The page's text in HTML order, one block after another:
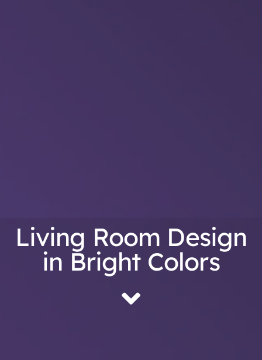
Living Room Design
in Bright Colors